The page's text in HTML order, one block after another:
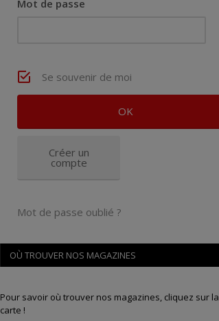
Mot de passe
Se souvenir de moi
Créer un
compte
Mot de passe oublié ?
OÙ TROUVER NOS MAGAZINES
Pour savoir où trouver nos magazines, cliquez sur la
carte !